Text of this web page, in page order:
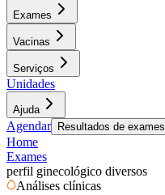
Exames
Vacinas
Serviços
Unidades
Ajuda
Agendar Resultados de exames
Home
Exames
perfil ginecológico diversos
Análises clínicas